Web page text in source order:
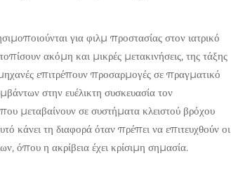
για φιλμ προστασίας στον ιατρικό
ακόμη και μικρές μετακινήσεις, της τάξης
επιτρέπουν προσαρμογές σε πραγματικό
στην ευέλικτη συσκευασία τον
μεταβαίνουν σε συστήματα κλειστού βρόχου
κάνει τη διαφορά όταν πρέπει να επιτευχθούν οι
όπου η ακρίβεια έχει κρίσιμη σημασία.